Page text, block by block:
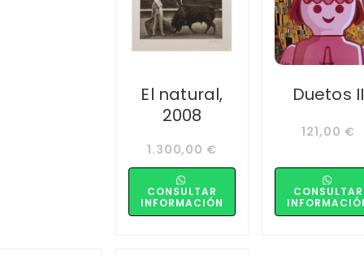
El natural,
2008
1.300,00 €
CONSULTAR
INFORMACIÓN
Duetos II
121,00 €
CONSULTAR